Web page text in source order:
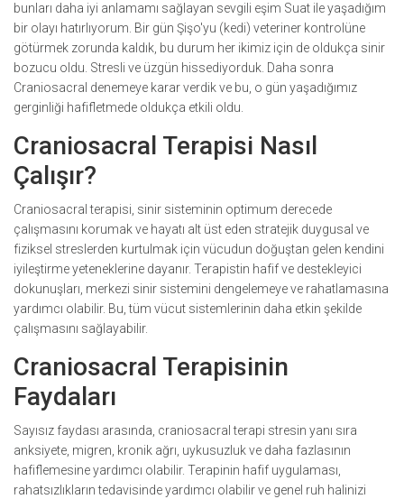
bunları daha iyi anlamamı sağlayan sevgili eşim Suat ile yaşadığım
bir olayı hatırlıyorum. Bir gün Şişo'yu (kedi) veteriner kontrolüne
götürmek zorunda kaldık, bu durum her ikimiz için de oldukça sinir
bozucu oldu. Stresli ve üzgün hissediyorduk. Daha sonra
Craniosacral denemeye karar verdik ve bu, o gün yaşadığımız
gerginliği hafifletmede oldukça etkili oldu.
Craniosacral Terapisi Nasıl
Çalışır?
Craniosacral terapisi, sinir sisteminin optimum derecede
çalışmasını korumak ve hayatı alt üst eden stratejik duygusal ve
fiziksel streslerden kurtulmak için vücudun doğuştan gelen kendini
iyileştirme yeteneklerine dayanır. Terapistin hafif ve destekleyici
dokunuşları, merkezi sinir sistemini dengelemeye ve rahatlamasına
yardımcı olabilir. Bu, tüm vücut sistemlerinin daha etkin şekilde
çalışmasını sağlayabilir.
Craniosacral Terapisinin
Faydaları
Sayısız faydası arasında, craniosacral terapi stresin yanı sıra
anksiyete, migren, kronik ağrı, uykusuzluk ve daha fazlasının
hafiflemesine yardımcı olabilir. Terapinin hafif uygulaması,
rahatsızlıkların tedavisinde yardımcı olabilir ve genel ruh halinizi